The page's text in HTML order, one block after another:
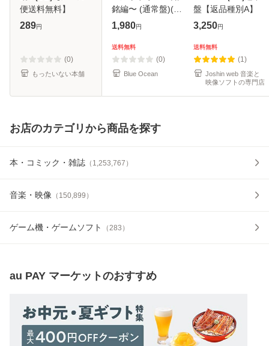
便送料無料】
289円
(0)
もったいない本舗
銘編〜 (通常盤)(2
枚組) [DVD]
1,980円
送料無料
(0)
Blue Ocean
盤【返品種別A】
3,250円
送料無料
(1)
Joshin web 音楽と
映像ソフトの専門店
お店のカテゴリから商品を探す
本・コミック・雑誌 （ 1,253,767 ）
音楽・映像 （ 150,899 ）
ゲーム機・ゲームソフト （283 ）
au PAY マーケットのおすすめ